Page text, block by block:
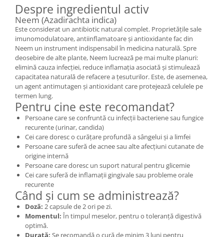
Despre ingredientul activ
Neem (Azadirachta indica)
Este considerat un antibiotic natural complet. Proprietățile sale
imunomodulatoare, antiinflamatoare și antioxidante fac din
Neem un instrument indispensabil în medicina naturală. Spre
deosebire de alte plante, Neem lucrează pe mai multe planuri:
elimină cauza infecției, reduce inflamația asociată și stimulează
capacitatea naturală de refacere a țesuturilor. Este, de asemenea,
un agent antimutagen și antioxidant care protejează celulele pe
termen lung.
Pentru cine este recomandat?
Persoane care se confruntă cu infecții bacteriene sau fungice
recurente (urinar, candida)
Cei care doresc o curățare profundă a sângelui și a limfei
Persoane care suferă de acnee sau alte afecțiuni cutanate de
origine internă
Persoane care doresc un suport natural pentru glicemie
Cei care suferă de inflamații gingivale sau probleme orale
recurente
Când și cum se administrează?
Doză: 2 capsule de 2 ori pe zi.
Momentul: În timpul meselor, pentru o toleranță digestivă
optimă.
Durată: Se recomandă o cură de minim 3 luni pentru